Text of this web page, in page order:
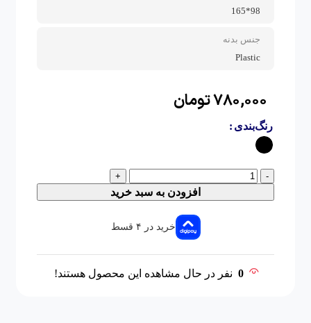
98*165
جنس بدنه
Plastic
۷۸۰,۰۰۰تومان
رنگ‌بندی
-
+
افزودن به سبد خرید
خرید در ۴ قسط
0 نفر در حال مشاهده این محصول هستند!